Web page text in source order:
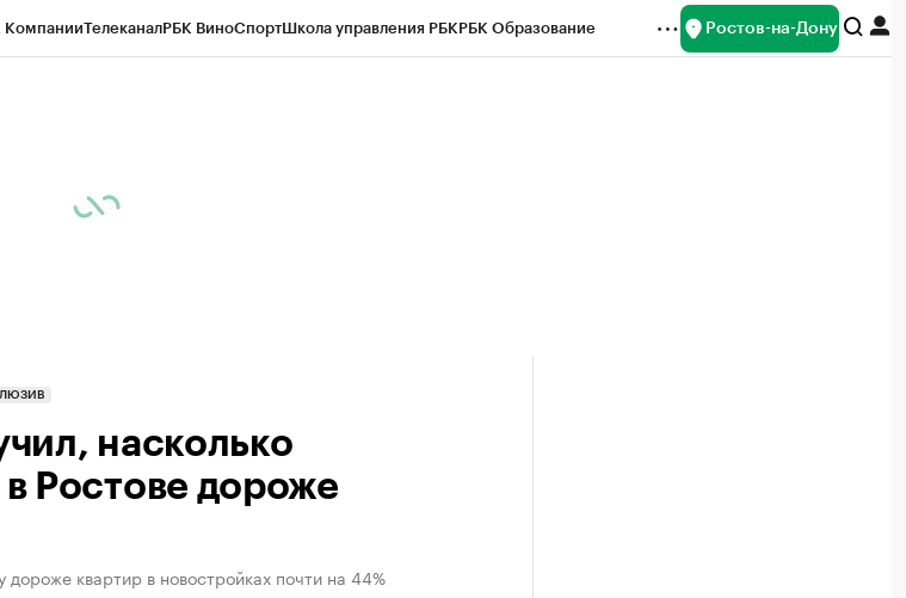
КомпанииТелеканалРБК ВиноСпортШкола управления РБКРБК Образование Ростов-на-Дону
насколько
Ростове дороже
квартир в новостройках почти на 44%